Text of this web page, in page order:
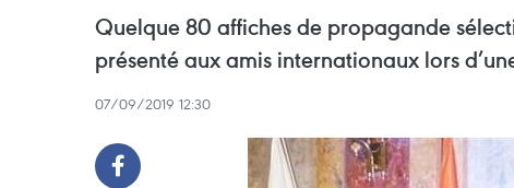
Quelque 80 affiches de propagande
présenté aux amis internationaux lors
07/09/2019 12:30